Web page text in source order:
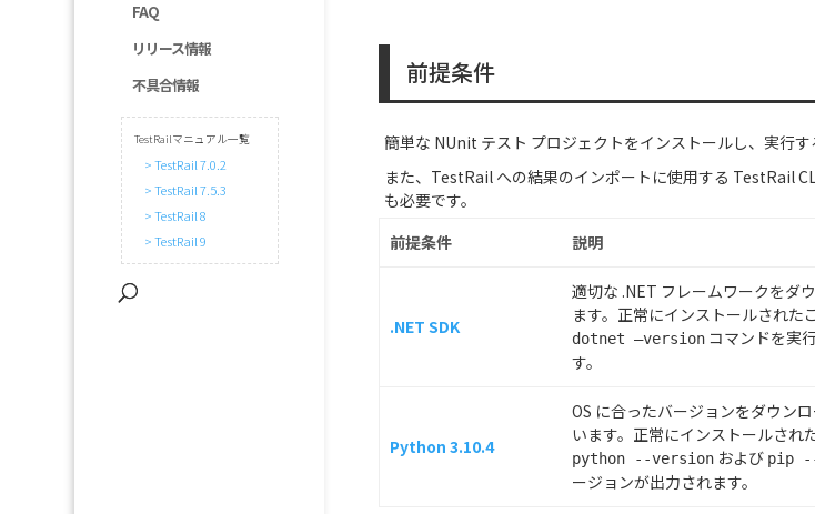
FAQ
リリース情報
不具合情報
TestRailマニュアル一覧
> TestRail 7.0.2
> TestRail 7.5.3
> TestRail 8
> TestRail 9
前提条件
簡単な NUnit テスト プロジェクトをインストールし、実行す
また、TestRail への結果のインポートに使用する TestRail
も必要です。
前提条件
説明
.NET SDK
適切な .NET フレームワークをダ
ます。正常にインストールされた
dotnet –versionコマンドを実
す。
Python 3.10.4
OS に合ったバージョンをダウン
います。正常にインストールされ
python --versionおよび pip
ージョンが出力されます。